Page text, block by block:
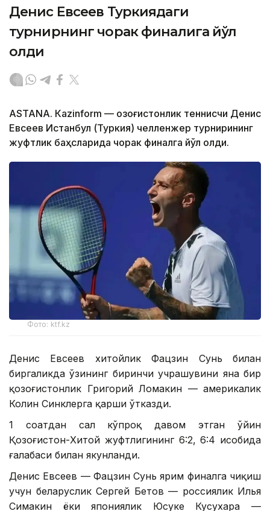
Денис Евсеев Туркиядаги
турнирнинг чорак финалига йўл
олди
ASTANА. Кazinform — Қозоғистонлик теннисчи Денис
Евсеев Истанбул (Туркия) челленжер турнирининг
жуфтлик баҳсларида чорак финалга йўл олди.
Фото: ktf.kz
Денис Евсеев хитойлик Фацзин Сунь билан
биргаликда ўзининг биринчи учрашувини яна бир
қозоғистонлик Григорий Ломакин — америкалик
Колин Синклерга қарши ўтказди.
1 соатдан сал кўпроқ давом этган ўйин
Қозоғистон-Хитой жуфтлигининг 6:2, 6:4 ҳисобида
ғалабаси билан якунланди.
Денис Евсеев — Фацзин Сунь ярим финалга чиқиш
учун беларуслик Сергей Бетов — россиялик Илья
Симакин ёки япониялик Юсуке Кусухара —